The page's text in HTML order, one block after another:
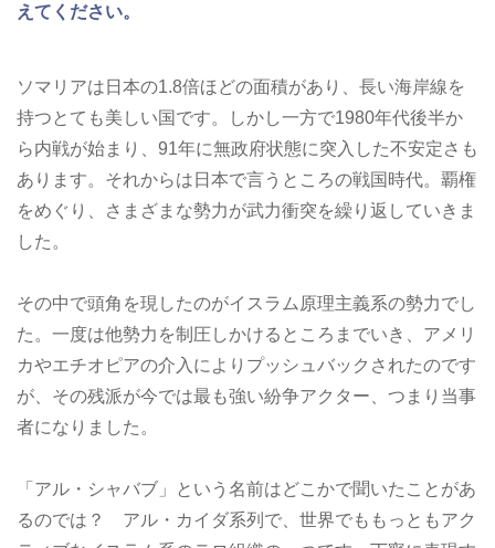
えてください。
ソマリアは日本の1.8倍ほどの面積があり、長い海岸線を
持つとても美しい国です。しかし一方で1980年代後半か
ら内戦が始まり、91年に無政府状態に突入した不安定さも
あります。それからは日本で言うところの戦国時代。覇権
をめぐり、さまざまな勢力が武力衝突を繰り返していきま
した。
その中で頭角を現したのがイスラム原理主義系の勢力でし
た。一度は他勢力を制圧しかけるところまでいき、アメリ
カやエチオピアの介入によりプッシュバックされたのです
が、その残派が今では最も強い紛争アクター、つまり当事
者になりました。
「アル・シャバブ」という名前はどこかで聞いたことがあ
るのでは？ アル・カイダ系列で、世界でももっともアク